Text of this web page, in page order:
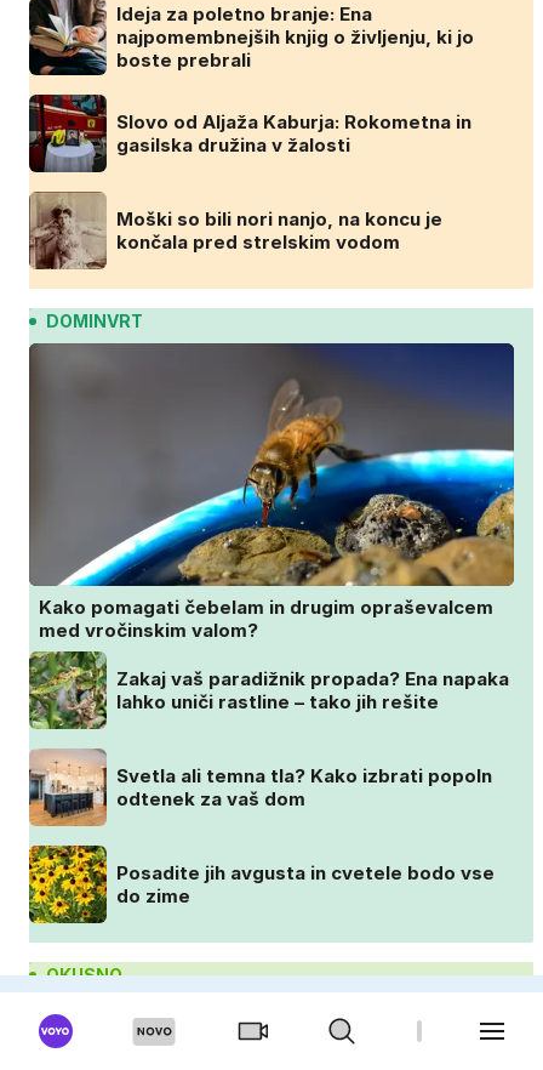
Ideja za poletno branje: Ena
najpomembnejših knjig o življenju, ki jo
boste prebrali
Slovo od Aljaža Kaburja: Rokometna in
gasilska družina v žalosti
Moški so bili nori nanjo, na koncu je
končala pred strelskim vodom
DOMINVRT
Kako pomagati čebelam in drugim opraševalcem
med vročinskim valom?
Zakaj vaš paradižnik propada? Ena napaka
lahko uniči rastline – tako jih rešite
Svetla ali temna tla? Kako izbrati popoln
odtenek za vaš dom
Posadite jih avgusta in cvetele bodo vse
do zime
OKUSNO